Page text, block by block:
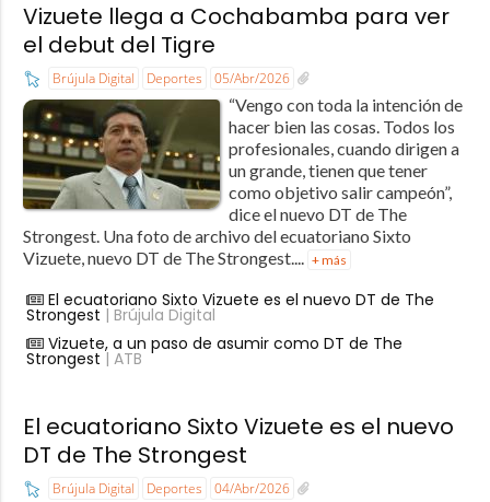
Vizuete llega a Cochabamba para ver
el debut del Tigre
Brújula Digital Deportes 05/Abr/2026
“Vengo con toda la intención de
hacer bien las cosas. Todos los
profesionales, cuando dirigen a
un grande, tienen que tener
como objetivo salir campeón”,
dice el nuevo DT de The
Strongest. Una foto de archivo del ecuatoriano Sixto
Vizuete, nuevo DT de The Strongest.... + más
El ecuatoriano Sixto Vizuete es el nuevo DT de The
Strongest | Brújula Digital
Vizuete, a un paso de asumir como DT de The
Strongest | ATB
El ecuatoriano Sixto Vizuete es el nuevo
DT de The Strongest
Brújula Digital Deportes 04/Abr/2026